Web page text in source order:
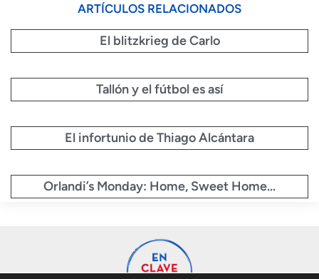
ARTÍCULOS RELACIONADOS
El blitzkrieg de Carlo
Tallón y el fútbol es así
El infortunio de Thiago Alcántara
Orlandi’s Monday: Home, Sweet Home…